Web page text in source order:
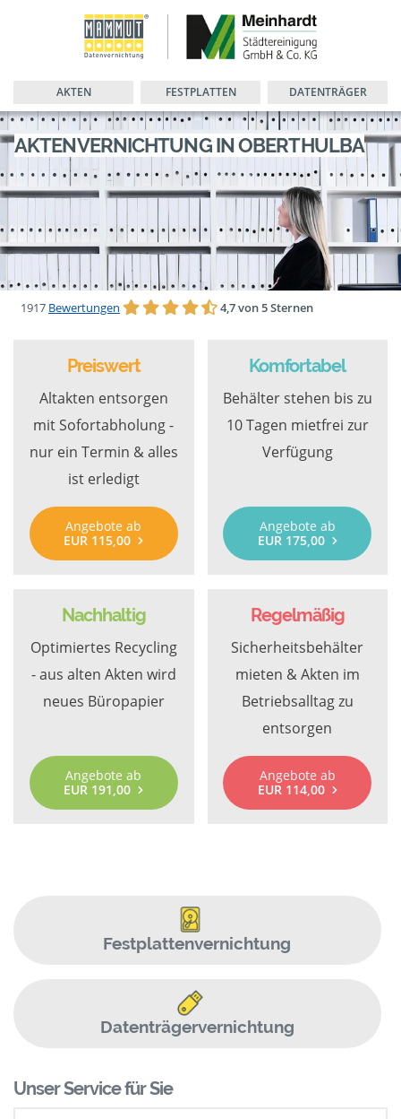
AKTEN FESTPLATTEN DATENTRÄGER
AKTENVERNICHTUNG IN OBERTHULBA
1917 Bewertungen 4,7 von 5 Sternen
Preiswert
Altakten entsorgen
mit Sofortabholung -
nur ein Termin & alles
ist erledigt
Angebote ab
EUR 115,00
Komfortabel
Behälter stehen bis zu
10 Tagen mietfrei zur
Verfügung
Angebote ab
EUR 175,00
Nachhaltig
Optimiertes Recycling
- aus alten Akten wird
neues Büropapier
Angebote ab
EUR 191,00
Regelmäßig
Sicherheitsbehälter
mieten & Akten im
Betriebsalltag zu
entsorgen
Angebote ab
EUR 114,00
Festplattenvernichtung
Datenträgervernichtung
Unser Service für Sie